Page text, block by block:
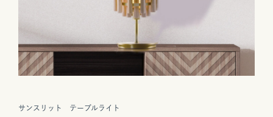
サンスリット テーブルライト